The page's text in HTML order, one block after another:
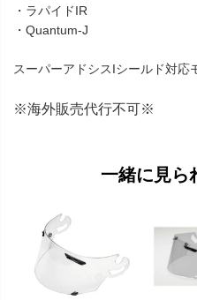
・ラパイドIR
・Quantum-J
スーパーアドシスIシールド対応
※海外販売代行不可※
一緒に見ら